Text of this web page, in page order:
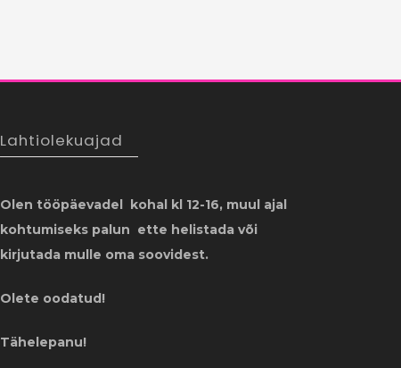
Lahtiolekuajad
Olen tööpäevadel kohal kl 12-16, muul ajal
kohtumiseks palun ette helistada või
kirjutada mulle oma soovidest.
Olete oodatud!
Tähelepanu!